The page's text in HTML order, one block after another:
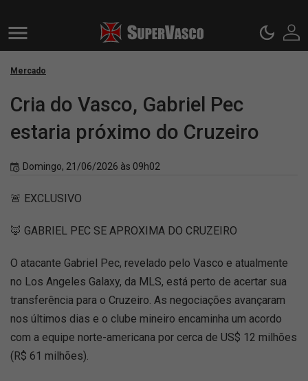
Mercado
Cria do Vasco, Gabriel Pec
estaria próximo do Cruzeiro
Domingo, 21/06/2026 às 09h02
🚨 EXCLUSIVO
🦊 GABRIEL PEC SE APROXIMA DO CRUZEIRO
O atacante Gabriel Pec, revelado pelo Vasco e atualmente
no Los Angeles Galaxy, da MLS, está perto de acertar sua
transferência para o Cruzeiro. As negociações avançaram
nos últimos dias e o clube mineiro encaminha um acordo
com a equipe norte-americana por cerca de US$ 12 milhões
(R$ 61 milhões).